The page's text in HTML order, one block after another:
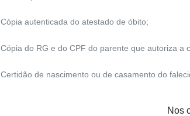
Cópia autenticada do atestado de óbito;
Cópia do RG e do CPF do parente que autoriza a
Certidão de nascimento ou de casamento do
Nos